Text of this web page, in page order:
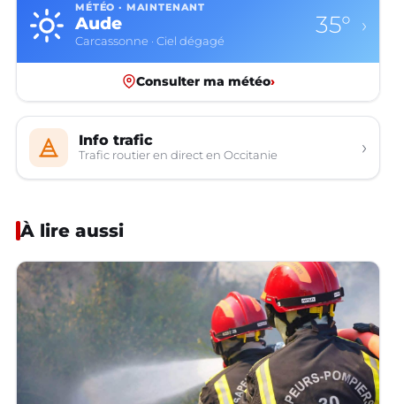
MÉTÉO · MAINTENANT
Aude
Carcassonne · Ciel dégagé
35° ›
Consulter ma météo›
Info trafic
Trafic routier en direct en Occitanie ›
À lire aussi